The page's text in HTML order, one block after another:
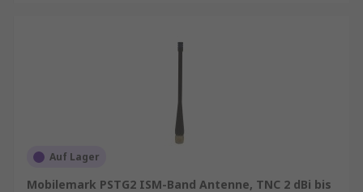
Auf Lager
Mobilemark PSTG2 ISM-Band Antenne, TNC 2 dBi bis